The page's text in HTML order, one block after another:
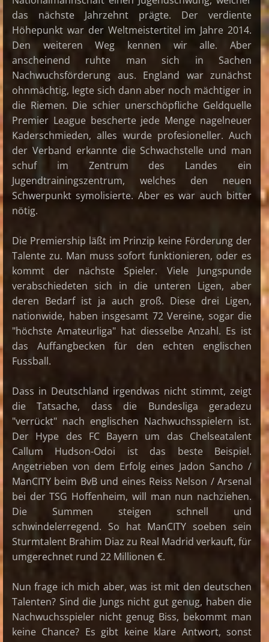
das nächste Jahrzehnt prägte. Der verdiente
Höhepunkt war der Weltmeistertitel im Jahre 2014.
Den weiteren Weg kennen wir alle. Aber
anscheinend ruhte man sich in Sachen
Nachwuchsförderung aus. England war zunächst
ohnmächtig, legte sich dann aber noch mächtiger in
die Riemen. Die schier unerschöpfliche Geldquelle
Premier League bescherte jede Menge nagelneuer
Kaderschmieden, alles wurde profesioneller. Auch
der Verband erkannte die Schwachstelle und man
schuf im Zentrum des Landes ein
Jugendtrainingszentrum, welches den neuen
Schwerpunkt symolisierte. Aber es war auch bitter
nötig.
Die Premiership läßt im Prinzip keine Förderung der
Talente zu. Man muss sofort funktionieren, oder es
kommt der nächste Spieler. Viele Jungspunde
verabschiedeten sich in die unteren Ligen, aber
deren Bedarf ist ja auch groß. Diese drei Ligen,
nationwide, haben insgesamt 72 Vereine, sogar die
"höchste Amateurliga" hat diesselbe Anzahl. Es ist
das Auffangbecken für den echten englischen
Fussball.
Dass in Deutschland irgendwas nicht stimmt, zeigt
die Tatsache, dass die Bundesliga geradezu
"verrückt" nach englischen Nachwuchsspielern ist.
Der Hype des FC Bayern um das Chelseatalent
Callum Hudson-Odoi ist das beste Beispiel.
Angetrieben von dem Erfolg eines Jadon Sancho /
ManCITY beim BvB und eines Reiss Nelson / Arsenal
bei der TSG Hoffenheim, will man nun nachziehen.
Die Summen steigen schnell und
schwindelerregend. So hat ManCITY soeben sein
Sturmtalent Brahim Diaz zu Real Madrid verkauft, für
umgerechnet rund 22 Millionen €.
Nun frage ich mich aber, was ist mit den deutschen
Talenten? Sind die Jungs nicht gut genug, haben die
Nachwuchsspieler nicht genug Biss, bekommt man
keine Chance? Es gibt keine klare Antwort, sonst